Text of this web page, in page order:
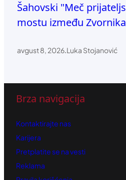
Šahovski "Meč
mostu između
avgust 8, 2026.Luka Stojanović
Brza navigacija
Kontaktirajte nas
Karijera
Pretplatite se na vesti
Reklama